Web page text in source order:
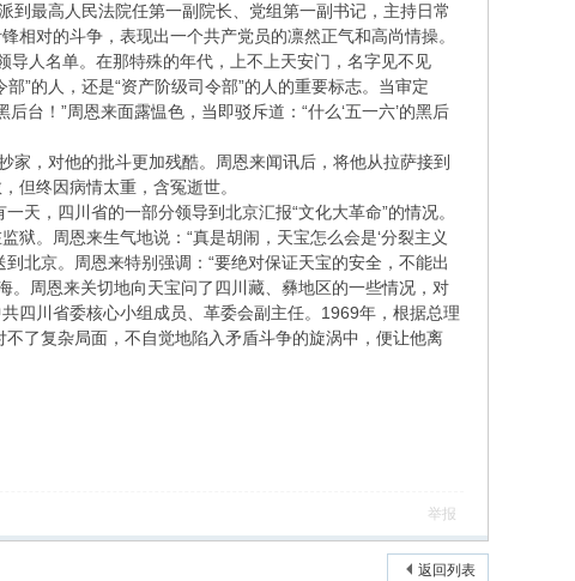
最高人民法院任第一副院长、党组第一副书记，主持日常
相对的斗争，表现出一个共产党员的凛然正气和高尚情操。
人名单。在那特殊的年代，上不上天安门，名字见不见
”的人，还是“资产阶级司令部”的人的重要标志。当审定
台！”周恩来面露愠色，当即驳斥道：“什么‘五一六’的黑后
，对他的批斗更加残酷。周恩来闻讯后，将他从拉萨接到
但终因病情太重，含冤逝世。
，四川省的一部分领导到北京汇报“文化大革命”的情况。
狱。周恩来生气地说：“真是胡闹，天宝怎么会是‘分裂主义
北京。周恩来特别强调：“要绝对保证天宝的安全，不能出
。周恩来关切地向天宝问了四川藏、彝地区的一些情况，对
四川省委核心小组成员、革委会副主任。1969年，根据总理
了复杂局面，不自觉地陷入矛盾斗争的旋涡中，便让他离
举报
返回列表